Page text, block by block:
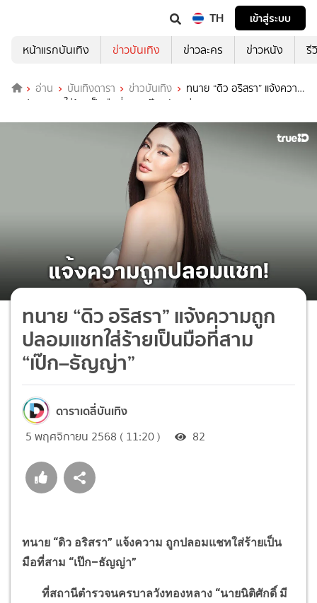
TH
เข้าสู่ระบบ
หน้าแรกบันเทิง
ข่าวบันเทิง ข่าวละคร ข่าวหนัง รี
อ่าน บันเทิงดารา ข่าวบันเทิง
ทนาย “ดิว อริสรา” แจ้งความ
ถูกปลอมแชทใส่ร้ายเป็นมือที่สาม “เป๊ก–ธัญญ่า”
ทนาย “ดิว อริสรา” แจ้งความถูก
ปลอมแชทใส่ร้ายเป็นมือที่สาม
“เป๊ก–ธัญญ่า”
ดาราเดลี่บันเทิง
5 พฤศจิกายน 2568 ( 11:20 ) 82
ทนาย “ดิว อริสรา” แจ้งความ ถูกปลอมแชทใส่ร้ายเป็น
มือที่สาม “เป๊ก–ธัญญ่า”
ที่สถานีตำรวจนครบาลวังทองหลาง “นายนิติศักดิ์ มี